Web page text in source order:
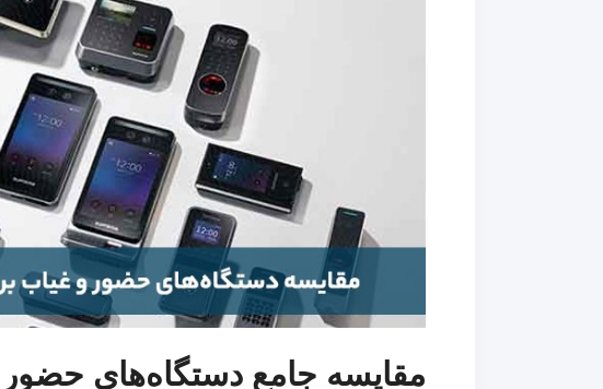
مقایسه جامع دستگاه‌های